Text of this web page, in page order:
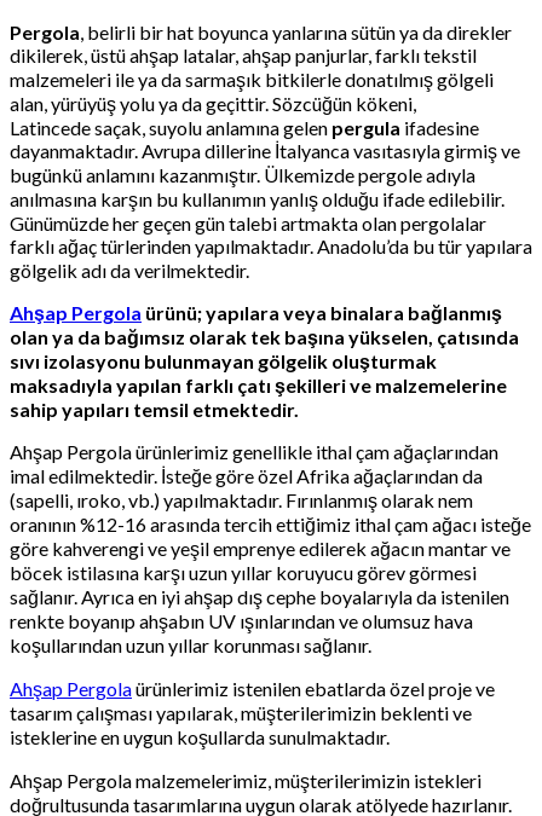
Pergola, belirli bir hat boyunca yanlarına sütün ya da direkler
dikilerek, üstü ahşap latalar, ahşap panjurlar, farklı tekstil
malzemeleri ile ya da sarmaşık bitkilerle donatılmış gölgeli
alan, yürüyüş yolu ya da geçittir. Sözcüğün kökeni,
Latincede saçak, suyolu anlamına gelen pergula ifadesine
dayanmaktadır. Avrupa dillerine İtalyanca vasıtasıyla girmiş ve
bugünkü anlamını kazanmıştır. Ülkemizde pergole adıyla
anılmasına karşın bu kullanımın yanlış olduğu ifade edilebilir.
Günümüzde her geçen gün talebi artmakta olan pergolalar
farklı ağaç türlerinden yapılmaktadır. Anadolu’da bu tür yapılara
gölgelik adı da verilmektedir.
Ahşap Pergola ürünü; yapılara veya binalara bağlanmış
olan ya da bağımsız olarak tek başına yükselen, çatısında
sıvı izolasyonu bulunmayan gölgelik oluşturmak
maksadıyla yapılan farklı çatı şekilleri ve malzemelerine
sahip yapıları temsil etmektedir.
Ahşap Pergola ürünlerimiz genellikle ithal çam ağaçlarından
imal edilmektedir. İsteğe göre özel Afrika ağaçlarından da
(sapelli, ıroko, vb.) yapılmaktadır. Fırınlanmış olarak nem
oranının %12-16 arasında tercih ettiğimiz ithal çam ağacı isteğe
göre kahverengi ve yeşil emprenye edilerek ağacın mantar ve
böcek istilasına karşı uzun yıllar koruyucu görev görmesi
sağlanır. Ayrıca en iyi ahşap dış cephe boyalarıyla da istenilen
renkte boyanıp ahşabın UV ışınlarından ve olumsuz hava
koşullarından uzun yıllar korunması sağlanır.
Ahşap Pergolaürünlerimiz istenilen ebatlarda özel proje ve
tasarım çalışması yapılarak, müşterilerimizin beklenti ve
isteklerine en uygun koşullarda sunulmaktadır.
Ahşap Pergola malzemelerimiz, müşterilerimizin istekleri
doğrultusunda tasarımlarına uygun olarak atölyede hazırlanır.